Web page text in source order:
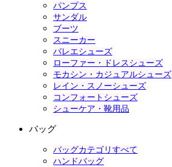
パンプス
サンダル
ブーツ
スニーカー
バレエシューズ
ローファー・ドレスシューズ
モカシン・カジュアルシューズ
レイン・スノーシューズ
コンフォートシューズ
シューケア・靴用品
バッグ
バッグカテゴリすべて
ハンドバッグ